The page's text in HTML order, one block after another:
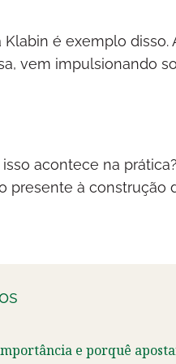
Klabin é exemplo
vem impulsionando
acontece na
presente à
e porquê